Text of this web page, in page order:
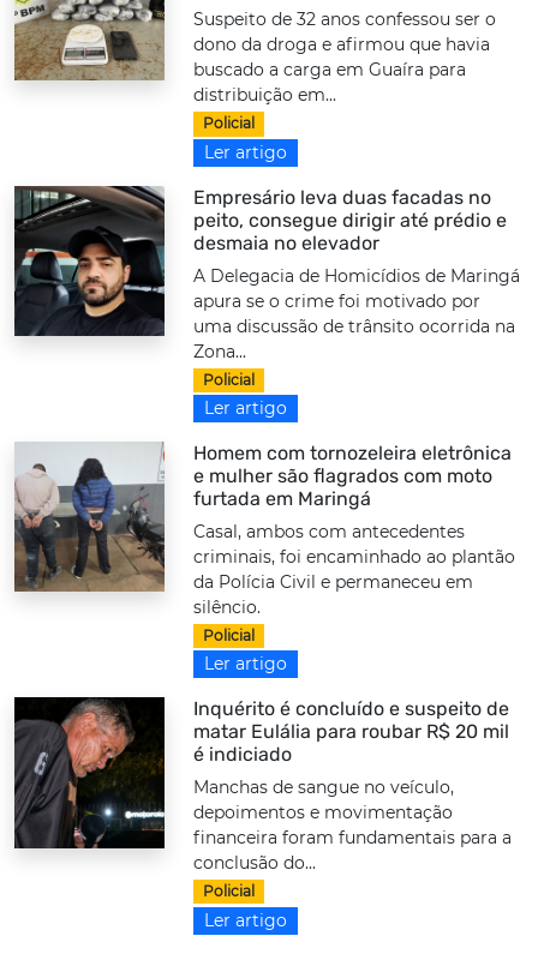
Suspeito de 32 anos confessou ser o
dono da droga e afirmou que havia
buscado a carga em Guaíra para
distribuição em...
Policial
Ler artigo
Empresário leva duas facadas no
peito, consegue dirigir até prédio e
desmaia no elevador
A Delegacia de Homicídios de Maringá
apura se o crime foi motivado por
uma discussão de trânsito ocorrida na
Zona...
Policial
Ler artigo
Homem com tornozeleira eletrônica
e mulher são flagrados com moto
furtada em Maringá
Casal, ambos com antecedentes
criminais, foi encaminhado ao plantão
da Polícia Civil e permaneceu em
silêncio.
Policial
Ler artigo
Inquérito é concluído e suspeito de
matar Eulália para roubar R$ 20 mil
é indiciado
Manchas de sangue no veículo,
depoimentos e movimentação
financeira foram fundamentais para a
conclusão do...
Policial
Ler artigo